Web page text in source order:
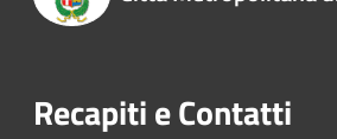
Recapiti e Contatti